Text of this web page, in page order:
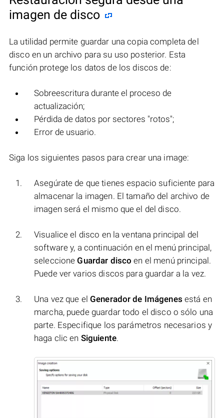
imagen de disco
La utilidad permite guardar una copia completa del
disco en un archivo para su uso posterior. Esta
función protege los datos de los discos de:
Sobreescritura durante el proceso de
actualización;
Pérdida de datos por sectores "rotos";
Error de usuario.
Siga los siguientes pasos para crear una image:
Asegúrate de que tienes espacio suficiente para
almacenar la imagen. El tamaño del archivo de
imagen será el mismo que el del disco.
Visualice el disco en la ventana principal del
software y, a continuación en el menú principal,
seleccioneGuardar disco en el menú principal.
Puede ver varios discos para guardar a la vez.
Una vez que el Generador de Imágenes está en
marcha, puede guardar todo el disco o sólo una
parte. Especifique los parámetros necesarios y
haga clic en Siguiente.